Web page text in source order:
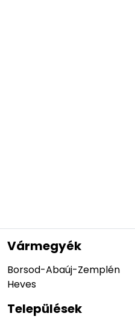
Vármegyék
Borsod-Abaúj-Zemplén
Heves
Települések